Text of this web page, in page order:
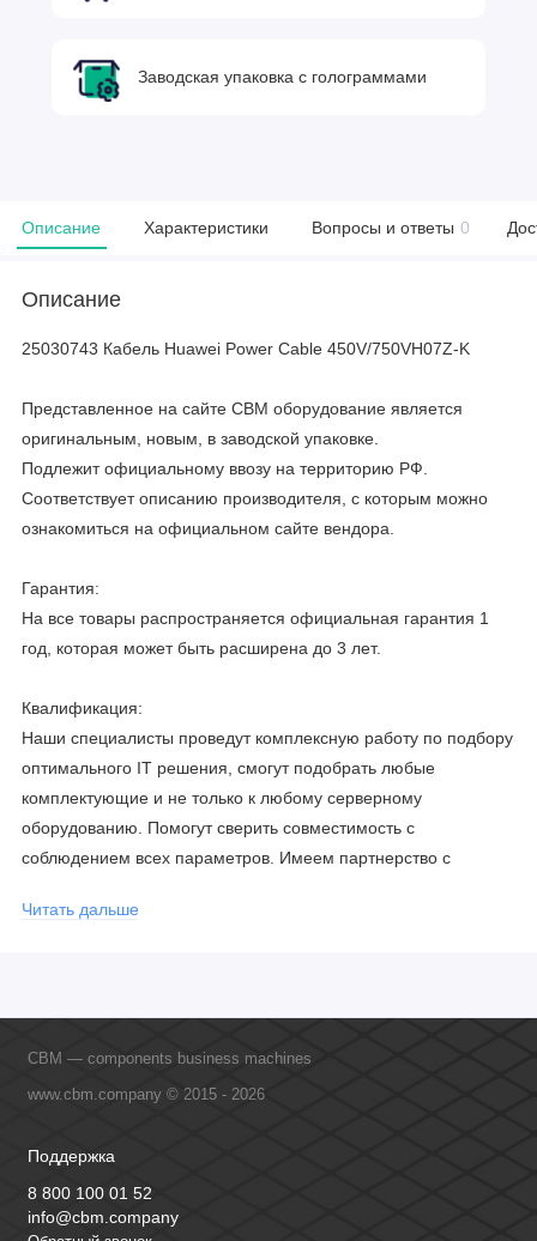
Заводская упаковка с голограммами
Описание Характеристики Вопросы и ответы 0
Описание
25030743 Кабель Huawei Power Cable 450V/750VH07Z-K
Представленное на сайте CBM оборудование является
оригинальным, новым, в заводской упаковке.
Подлежит официальному ввозу на территорию РФ.
Соответствует описанию производителя, с которым можно
ознакомиться на официальном сайте вендора.
Гарантия:
На все товары распространяется официальная гарантия 1
год, которая может быть расширена до 3 лет.
Квалификация:
Наши специалисты проведут комплексную работу по подбору
оптимального IT решения, смогут подобрать любые
комплектующие и не только к любому серверному
оборудованию. Помогут сверить совместимость с
соблюдением всех параметров. Имеем партнерство с
обучение сотрудников, что позволяет исключить ошибки даже
Читать дальше
CBM — components business machines
www.cbm.company © 2015 - 2026
Поддержка
8 800 100 01 52
info@cbm.company